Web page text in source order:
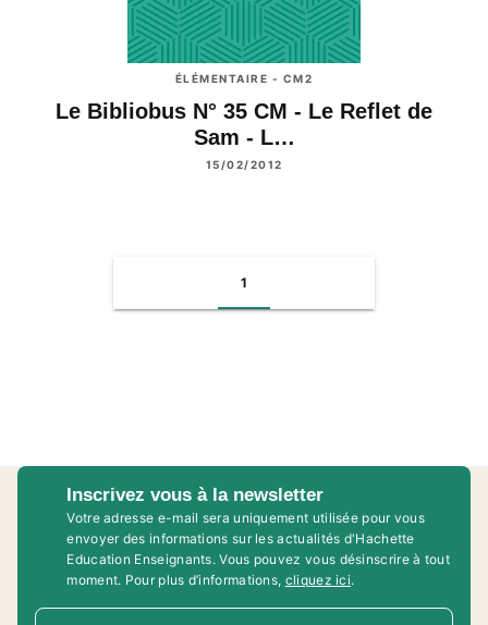
ÉLÉMENTAIRE - CM2
Le Bibliobus N° 35 CM - Le Reflet de
Sam - L…
15/02/2012
1
Inscrivez vous à la newsletter
Votre adresse e-mail sera uniquement utilisée pour vous
envoyer des informations sur les actualités d'Hachette
Education Enseignants. Vous pouvez vous désinscrire à tout
moment. Pour plus d’informations, cliquez ici.